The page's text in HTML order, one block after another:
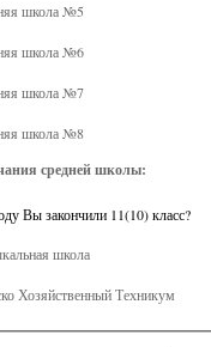
школа №5
школа №6
школа №7
школа №8
средней школы:
Вы закончили 11(10) класс?
школа
Хозяйственный Техникум